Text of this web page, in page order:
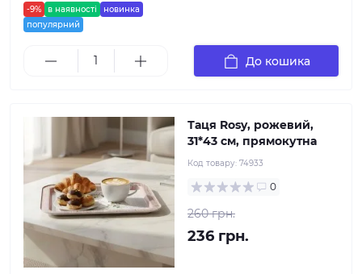
-9% в наявності
новинка
популярний
До кошика
Таця Rosy, рожевий,
31*43 см, прямокутна
Код товару: 74933
0
260 грн.
236 грн.